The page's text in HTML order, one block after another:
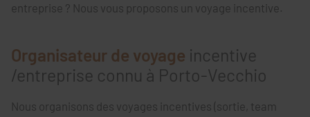
entreprise ? Nous vous proposons un voyage incentive.
Organisateur de voyage incentive
/entreprise connu à Porto-Vecchio
Nous organisons des voyages incentives (sortie, team